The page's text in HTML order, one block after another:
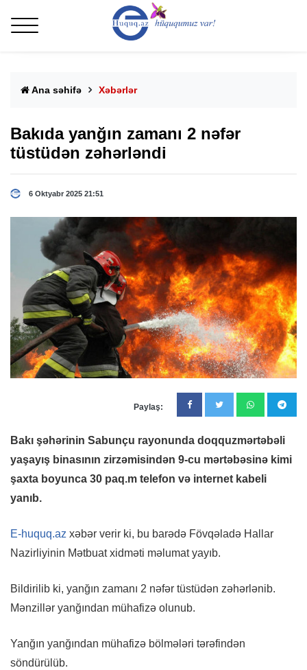
Ana səhifə Xəbərlər
Bakıda yanğın zamanı 2 nəfər
tüstüdən zəhərləndi
6 Oktyabr 2025 21:51
Paylaş:
Bakı şəhərinin Sabunçu rayonunda doqquzmərtəbəli
yaşayış binasının zirzəmisindən 9-cu mərtəbəsinə kimi
şaxta boyunca 30 paq.m telefon və internet kabeli
yanıb.
E-huquq.az xəbər verir ki, bu barədə Fövqəladə Hallar
Nazirliyinin Mətbuat xidməti məlumat yayıb.
Bildirilib ki, yanğın zamanı 2 nəfər tüstüdən zəhərlənib.
Mənzillər yanğından mühafizə olunub.
Yanğın yanğından mühafizə bölmələri tərəfindən
söndürülüb.